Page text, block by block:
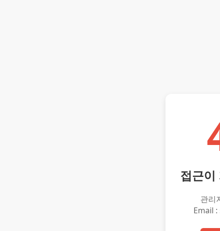
접근이
관리
Email